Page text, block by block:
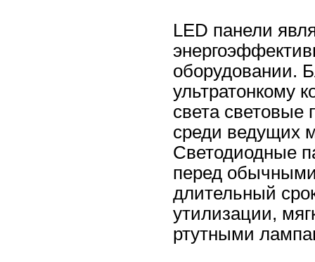
LED панели
оборудовании.
ультратонкому
света световые
среди ведущих
Светодиодные
перед
длительный
утилизации,
ртутными